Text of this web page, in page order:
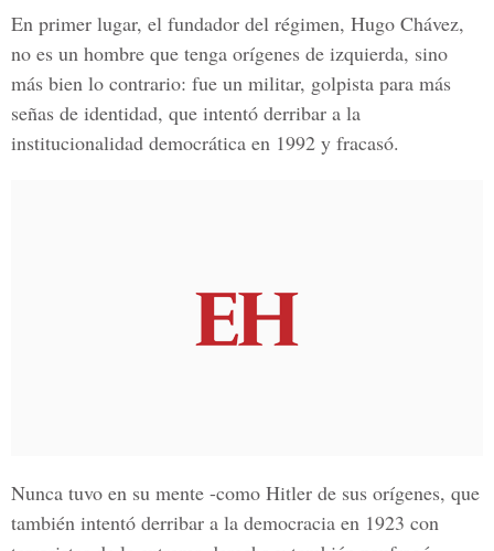
En primer lugar, el fundador del régimen, Hugo Chávez,
no es un hombre que tenga orígenes de izquierda, sino
más bien lo contrario: fue un militar, golpista para más
señas de identidad, que intentó derribar a la
institucionalidad democrática en 1992 y fracasó.
Nunca tuvo en su mente -como Hitler de sus orígenes, que
también intentó derribar a la democracia en 1923 con